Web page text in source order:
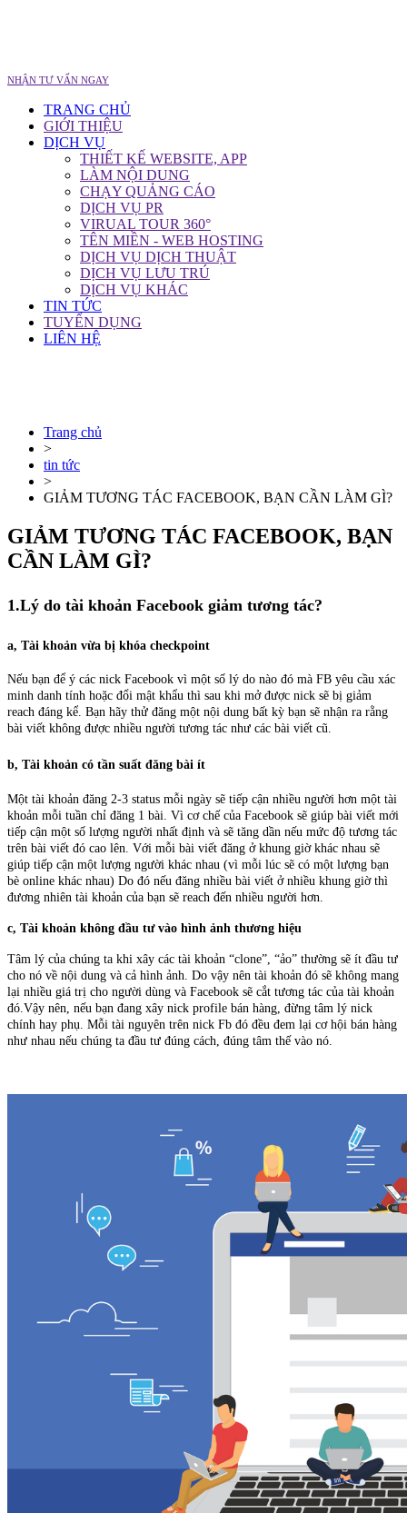
NHẬN TƯ VẤN NGAY
TRANG CHỦ
GIỚI THIỆU
DỊCH VỤ
THIẾT KẾ WEBSITE, APP
LÀM NỘI DUNG
CHẠY QUẢNG CÁO
DỊCH VỤ PR
VIRUAL TOUR 360°
TÊN MIỀN - WEB HOSTING
DỊCH VỤ DỊCH THUẬT
DỊCH VỤ LƯU TRÚ
DỊCH VỤ KHÁC
TIN TỨC
TUYỂN DỤNG
LIÊN HỆ
Trang chủ
>
tin tức
>
GIẢM TƯƠNG TÁC FACEBOOK, BẠN CẦN LÀM GÌ?
GIẢM TƯƠNG TÁC FACEBOOK, BẠN
CẦN LÀM GÌ?
1.Lý do tài khoản Facebook giảm tương tác?
a, Tài khoản vừa bị khóa checkpoint
Nếu bạn để ý các nick Facebook vì một số lý do nào đó mà FB yêu cầu xác
minh danh tính hoặc đổi mật khẩu thì sau khi mở được nick sẽ bị giảm
reach đáng kể. Bạn hãy thử đăng một nội dung bất kỳ bạn sẽ nhận ra rằng
bài viết không được nhiều người tương tác như các bài viết cũ.
b, Tài khoản có tần suất đăng bài ít
Một tài khoản đăng 2-3 status mỗi ngày sẽ tiếp cận nhiều người hơn một tài
khoản mỗi tuần chỉ đăng 1 bài. Vì cơ chế của Facebook sẽ giúp bài viết mới
tiếp cận một số lượng người nhất định và sẽ tăng dần nếu mức độ tương tác
trên bài viết đó cao lên. Với mỗi bài viết đăng ở khung giờ khác nhau sẽ
giúp tiếp cận một lượng người khác nhau (vì mỗi lúc sẽ có một lượng bạn
bè online khác nhau) Do đó nếu đăng nhiều bài viết ở nhiều khung giờ thì
đương nhiên tài khoản của bạn sẽ reach đến nhiều người hơn.
c, Tài khoản không đầu tư vào hình ảnh thương hiệu
Tâm lý của chúng ta khi xây các tài khoản “clone”, “ảo” thường sẽ ít đầu tư
cho nó về nội dung và cả hình ảnh. Do vậy nên tài khoản đó sẽ không mang
lại nhiều giá trị cho người dùng và Facebook sẽ cắt tương tác của tài khoản
đó.Vậy nên, nếu bạn đang xây nick profile bán hàng, đừng tâm lý nick
chính hay phụ. Mỗi tài nguyên trên nick Fb đó đều đem lại cơ hội bán hàng
như nhau nếu chúng ta đầu tư đúng cách, đúng tâm thế vào nó.